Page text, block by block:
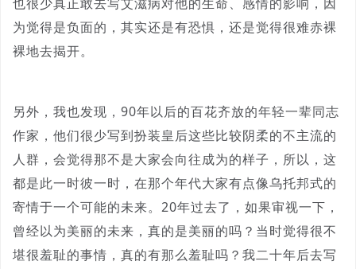
为觉得是负面的，其实还是有恐惧，还是觉得很难赤裸
裸地去揭开。
另外，我也发现，90年以后的百花齐放的年轻一辈同志
作家，他们很少写到扮装皇后这些比较阴柔的不主流的
人群，会觉得那不是大家会向往成为的样子，所以，这
都是此一时彼一时，在那个年代大家有点像乌托邦式的
寄情于一个可能的未来。20年过去了，如果审视一下，
曾经以为美丽的未来，真的是美丽的吗？当时觉得很不
堪很羞耻的事情，真的有那么羞耻吗？我二十年后去写